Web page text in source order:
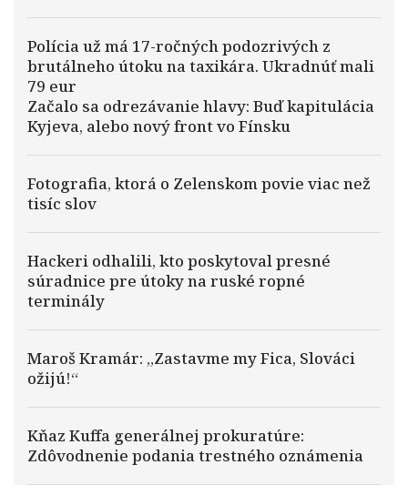
Polícia už má 17-ročných podozrivých z
brutálneho útoku na taxikára. Ukradnúť mali
79 eur
Začalo sa odrezávanie hlavy: Buď kapitulácia
Kyjeva, alebo nový front vo Fínsku
Fotografia, ktorá o Zelenskom povie viac než
tisíc slov
Hackeri odhalili, kto poskytoval presné
súradnice pre útoky na ruské ropné
terminály
Maroš Kramár: „Zastavme my Fica, Slováci
ožijú!“
Kňaz Kuffa generálnej prokuratúre:
Zdôvodnenie podania trestného oznámenia